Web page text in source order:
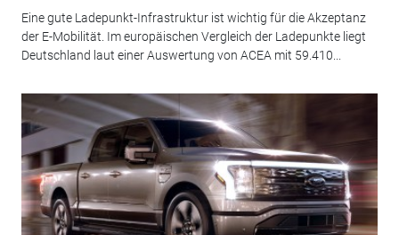
Eine gute Ladepunkt-Infrastruktur ist wichtig für die Akzeptanz
der E-Mobilität. Im europäischen Vergleich der Ladepunkte liegt
Deutschland laut einer Auswertung von ACEA mit 59.410...